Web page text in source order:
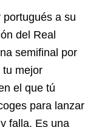
a su
del Real
semifinal por
tu mejor
el que tú
para lanzar
falla. Es una